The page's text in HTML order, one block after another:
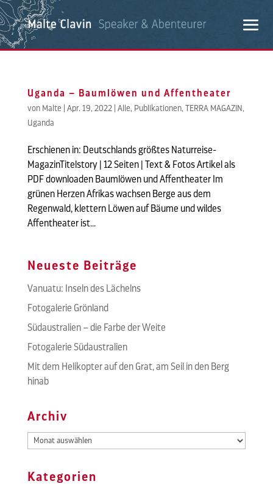
Uganda – Baumlöwen und Affentheater
von Malte Apr. 19, 2022| Alle, Publikationen, TERRA MAGAZIN ,
Uganda
Erschienen in: Deutschlands größtes Naturreise-
MagazinTitelstory | 12 Seiten | Text & Fotos Artikel als
PDF downloaden Baumlöwen und Affentheater Im
grünen Herzen Afrikas wachsen Berge aus dem
Regenwald, klettern Löwen auf Bäume und wildes
Affentheater ist...
Neueste Beiträge
Vanuatu: Inseln des Lächelns
Fotogalerie Grönland
Südaustralien – die Farbe der Weite
Fotogalerie Südaustralien
Mit dem Helikopter auf den Grat, am Seil in den Berg
hinab
Archiv
Archiv
Kategorien